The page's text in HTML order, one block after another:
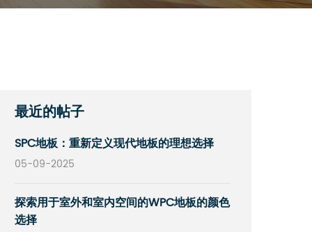
最近的帖子
SPC地板：重新定义现代地板的理想选择
05-09-2025
探索用于室外和室内空间的WPC地板的颜色
选择